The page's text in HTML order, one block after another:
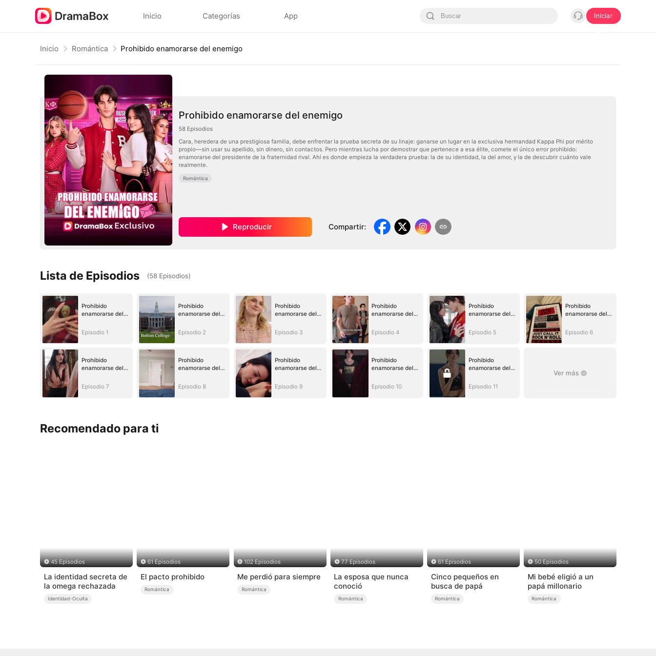
Inicio Categorías App Iniciar
Inicio Romántica Prohibido enamorarse del enemigo
Prohibido enamorarse del enemigo
58 Episodios
Cara, heredera de una prestigiosa familia, debe enfrentar la prueba secreta de su linaje: ganarse un lugar en la exclusiva hermandad Kappa Phi por mérito
propio—sin usar su apellido, sin dinero, sin contactos. Pero mientras lucha por demostrar que pertenece a esa élite, comete el único error prohibido:
enamorarse del presidente de la fraternidad rival. Ahí es donde empieza la verdadera prueba: la de su identidad, la del amor, y la de descubrir cuánto vale
realmente.
Romántica
Reproducir Compartir:
Lista de Episodios (58 Episodios)
Prohibido
enamorarse del
Episodio 1
Prohibido
enamorarse del
Episodio 2
Prohibido
enamorarse del
Episodio 3
Prohibido
enamorarse del
Episodio 4
Prohibido
enamorarse del
Episodio 5
Prohibido
enamorarse del
Episodio 6
Prohibido
enamorarse del
Episodio 7
Prohibido
enamorarse del
Episodio 8
Prohibido
enamorarse del
Episodio 9
Prohibido
enamorarse del
Episodio 10
Prohibido
enamorarse del
Episodio 11
Ver más
Recomendado para ti
45 Episodios
La identidad secreta de
la omega rechazada
Identidad-Oculta
61 Episodios
El pacto prohibido
Romántica
102 Episodios
Me perdió para siempre
Romántica
77 Episodios
La esposa que nunca
conoció
Romántica
61 Episodios
Cinco pequeños en
busca de papá
Romántica
50 Episodios
Mi bebé eligió a un
papá millonario
Romántica